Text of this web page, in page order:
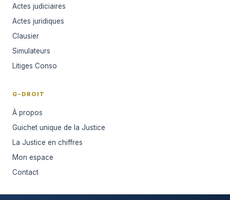
Actes judiciaires
Actes juridiques
Clausier
Simulateurs
Litiges Conso
G-DROIT
À propos
Guichet unique de la Justice
La Justice en chiffres
Mon espace
Contact